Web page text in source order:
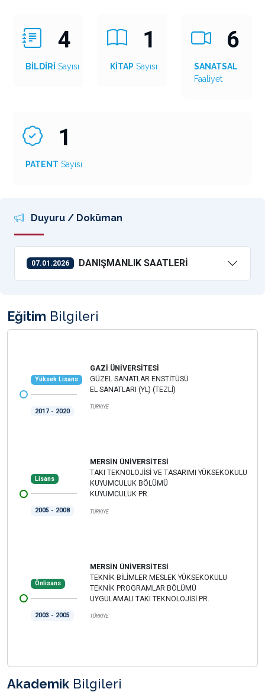
4
BİLDİRİ Sayısı
1
KİTAP Sayısı
6
SANATSAL
Faaliyet
1
PATENT Sayısı
Duyuru / Doküman
07.01.2026 DANIŞMANLIK SAATLERİ
Eğitim Bilgileri
Yüksek Lisans
2017 - 2020
GAZİ ÜNİVERSİTESİ
GÜZEL SANATLAR ENSTİTÜSÜ
EL SANATLARI (YL) (TEZLİ)
TÜRKİYE
Lisans
2005 - 2008
MERSİN ÜNİVERSİTESİ
TAKI TEKNOLOJİSİ VE TASARIMI YÜKSEKOKULU
KUYUMCULUK BÖLÜMÜ
KUYUMCULUK PR.
TÜRKİYE
Önlisans
2003 - 2005
MERSİN ÜNİVERSİTESİ
TEKNİK BİLİMLER MESLEK YÜKSEKOKULU
TEKNİK PROGRAMLAR BÖLÜMÜ
UYGULAMALI TAKI TEKNOLOJİSİ PR.
TÜRKİYE
Akademik Bilgileri